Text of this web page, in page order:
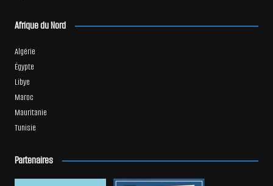
Afrique du Nord
Algérie
Égypte
Libye
Maroc
Mauritanie
Tunisie
Partenaires